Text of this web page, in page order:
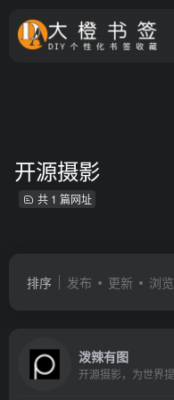
开源摄影
共 1 篇网址
排序 发布 更新 浏览
泼辣有图